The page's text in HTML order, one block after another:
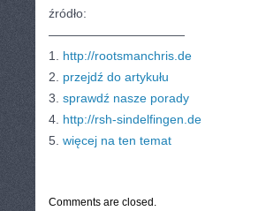
źródło:
———————————
1. http://rootsmanchris.de
2. przejdź do artykułu
3. sprawdź nasze porady
4. http://rsh-sindelfingen.de
5. więcej na ten temat
Comments are closed.